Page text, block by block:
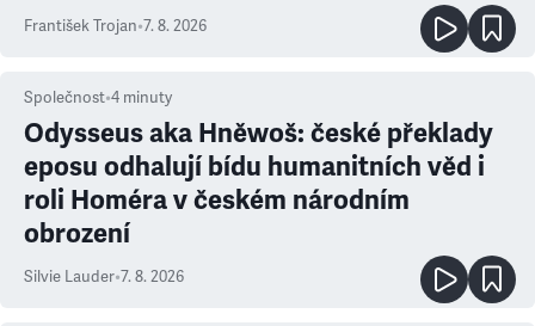
František Trojan•7. 8. 2026
Společnost•4 minuty
Odysseus aka Hněwoš: české překlady
eposu odhalují bídu humanitních věd i
roli Homéra v českém národním
obrození
Silvie Lauder•7. 8. 2026